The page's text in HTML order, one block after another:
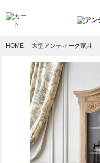
HOME 大型アンティーク家具